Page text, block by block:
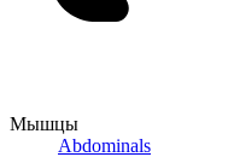
Мышцы
Abdominals